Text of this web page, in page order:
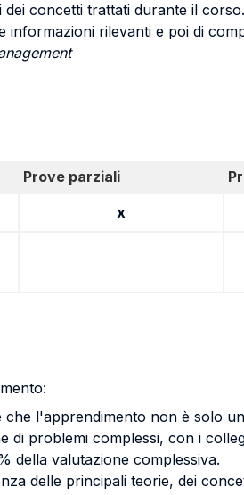
concetti trattati durante il corso.
rilevanti e poi di
Prove parziali
x
l'apprendimento non è solo
di problemi complessi, con i
della valutazione complessiva.
delle principali teorie, dei